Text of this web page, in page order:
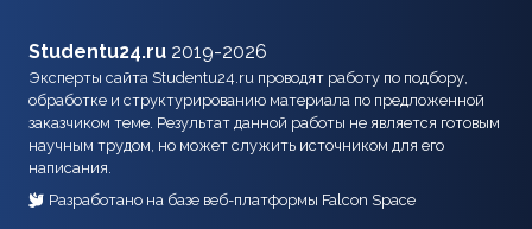
Studentu24.ru 2019-2026
Эксперты сайта Studentu24.ru проводят работу по подбору,
обработке и структурированию материала по предложенной
заказчиком теме. Результат данной работы не является готовым
научным трудом, но может служить источником для его
написания.
Разработано на базе веб-платформы Falcon Space